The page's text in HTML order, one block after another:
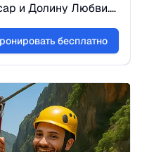
и Долину Любви.
и инопланетные
бесплатно